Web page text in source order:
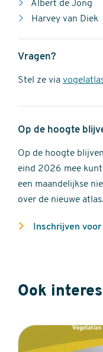
Albert de Jong
Harvey van Diek
Vragen?
Stel ze via
Op de hoogte
Op de hoogte
eind 2026 mee
een maandelijkse
over de nieuwe atlas.
Inschrijven
Ook